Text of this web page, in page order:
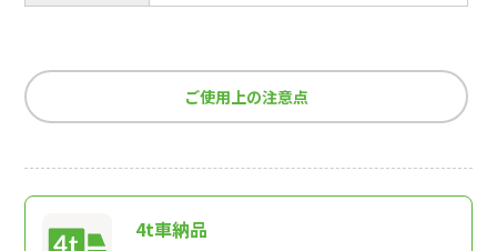
ご使用上の注意点
4t車納品